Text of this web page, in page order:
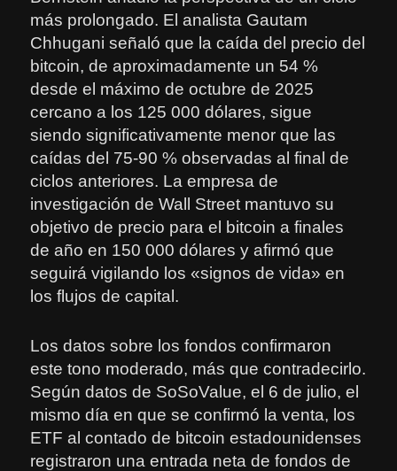
más prolongado. El analista Gautam
Chhugani señaló que la caída del precio del
bitcoin, de aproximadamente un 54 %
desde el máximo de octubre de 2025
cercano a los 125 000 dólares, sigue
siendo significativamente menor que las
caídas del 75-90 % observadas al final de
ciclos anteriores. La empresa de
investigación de Wall Street mantuvo su
objetivo de precio para el bitcoin a finales
de año en 150 000 dólares y afirmó que
seguirá vigilando los «signos de vida» en
los flujos de capital.
Los datos sobre los fondos confirmaron
este tono moderado, más que contradecirlo.
Según datos de SoSoValue, el 6 de julio, el
mismo día en que se confirmó la venta, los
ETF al contado de bitcoin estadounidenses
registraron una entrada neta de fondos de